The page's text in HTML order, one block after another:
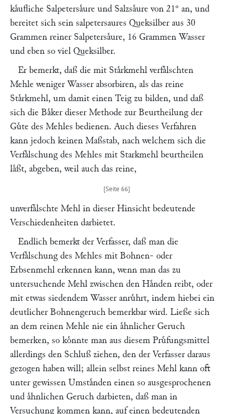
kaͤufliche Salpetersaͤure und Salzsaͤure von 21° an, und
bereitet sich sein salpetersaures Queksilber aus 30
Grammen reiner Salpetersaͤure, 16 Grammen Wasser
und eben so viel Queksilber.
Er bemerkt, daß die mit Staͤrkmehl verfaͤlschten
Mehle weniger Wasser absorbiren, als das reine
Staͤrkmehl, um damit einen Teig zu bilden, und daß
sich die Baͤker dieser Methode zur Beurtheilung der
Guͤte des Mehles bedienen. Auch dieses Verfahren
kann jedoch keinen Maßstab, nach welchem sich die
Verfaͤlschung des Mehles mit Starkmehl beurtheilen
laͤßt, abgeben, weil auch das reine,
unverfaͤlschte Mehl in dieser Hinsicht bedeutende
Verschiedenheiten darbietet.
Endlich bemerkt der Verfasser, daß man die
Verfaͤlschung des Mehles mit Bohnen- oder
Erbsenmehl erkennen kann, wenn man das zu
untersuchende Mehl zwischen den Haͤnden reibt, oder
mit etwas siedendem Wasser anruͤhrt, indem hiebei ein
deutlicher Bohnengeruch bemerkbar wird. Ließe sich
an dem reinen Mehle nie ein aͤhnlicher Geruch
bemerken, so koͤnnte man aus diesem Pruͤfungsmittel
allerdings den Schluß ziehen, den der Verfasser daraus
gezogen haben will; allein selbst reines Mehl kann oft
unter gewissen Umstaͤnden einen so ausgesprochenen
und aͤhnlichen Geruch darbieten, daß man in
Versuchung kommen kann, auf einen bedeutenden